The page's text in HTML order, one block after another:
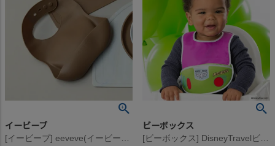
イービーブ
[イービーブ] eeveve(イービーブ) シリコンビブ Autumn Gold Dark
ビーボックス
[ビーボックス] DisneyTravelビブ Buzz